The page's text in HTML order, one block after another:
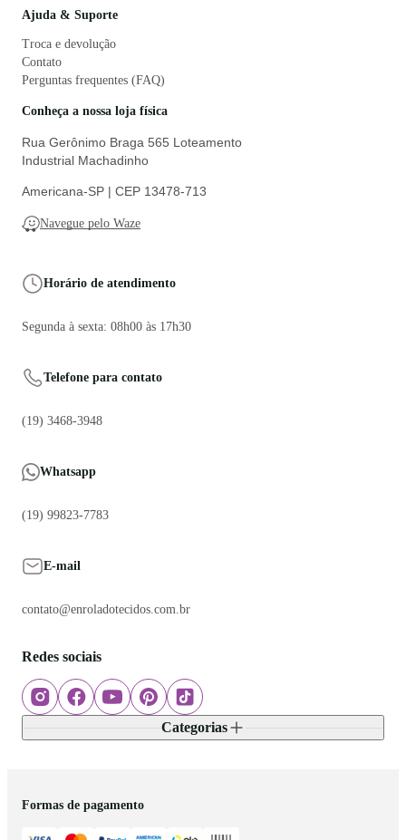
Ajuda & Suporte
Troca e devolução
Contato
Perguntas frequentes (FAQ)
Conheça a nossa loja física
Rua Gerônimo Braga 565 Loteamento
Industrial Machadinho
Americana-SP | CEP 13478-713
Navegue pelo Waze
Horário de atendimento
Segunda à sexta: 08h00 às 17h30
Telefone para contato
(19) 3468-3948
Whatsapp
(19) 99823-7783
E-mail
contato@enroladotecidos.com.br
Redes sociais
Categorias
Formas de pagamento